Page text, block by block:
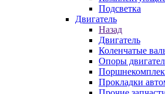
Подсветка
Двигатель
Назад
Двигатель
Коленчатые
Опоры
Прокладки